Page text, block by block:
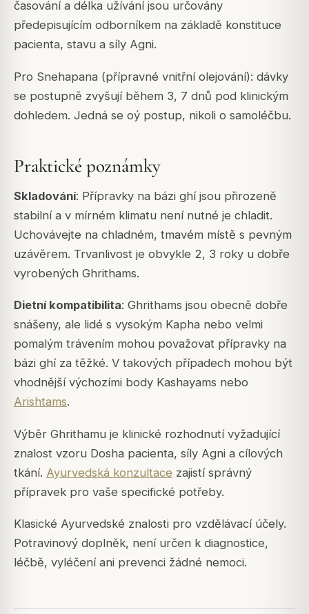
časování a délka užívání jsou určovány
předepisujícím odborníkem na základě konstituce
pacienta, stavu a síly Agni.
Pro Snehapana (přípravné vnitřní olejování): dávky
se postupně zvyšují během 3, 7 dnů pod klinickým
dohledem. Jedná se oý postup, nikoli o samoléčbu.
Praktické poznámky
Skladování: Přípravky na bázi ghí jsou přirozeně
stabilní a v mírném klimatu není nutné je chladit.
Uchovávejte na chladném, tmavém místě s pevným
uzávěrem. Trvanlivost je obvykle 2, 3 roky u dobře
vyrobených Ghrithams.
Dietní kompatibilita: Ghrithams jsou obecně dobře
snášeny, ale lidé s vysokým Kapha nebo velmi
pomalým trávením mohou považovat přípravky na
bázi ghí za těžké. V takových případech mohou být
vhodnější výchozími body Kashayams nebo
Arishtams.
Výběr Ghrithamu je klinické rozhodnutí vyžadující
znalost vzoru Dosha pacienta, síly Agni a cílových
tkání. Ayurvedská konzultace zajistí správný
přípravek pro vaše specifické potřeby.
Klasické Ayurvedské znalosti pro vzdělávací účely.
Potravinový doplněk, není určen k diagnostice,
léčbě, vyléčení ani prevenci žádné nemoci.